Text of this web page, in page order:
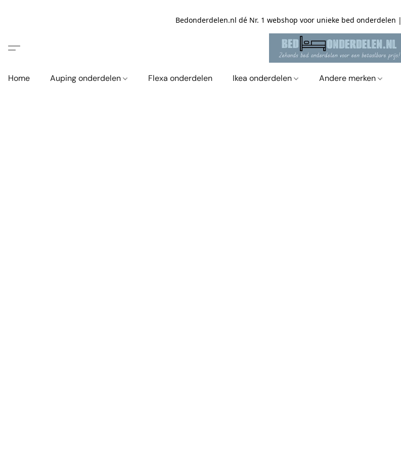
Bedonderdelen.nl dé Nr. 1 webshop voor unieke bed onderdelen |
Home Auping onderdelen Flexa onderdelen Ikea onderdelen Andere merken